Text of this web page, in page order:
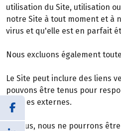
utilisation du Site, utilisation
notre Site à tout moment et à
virus et qu'elle est en parfait
Nous excluons également
Le Site peut inclure des liens
pouvons être tenus pour
sources externes.
De plus, nous ne pourrons